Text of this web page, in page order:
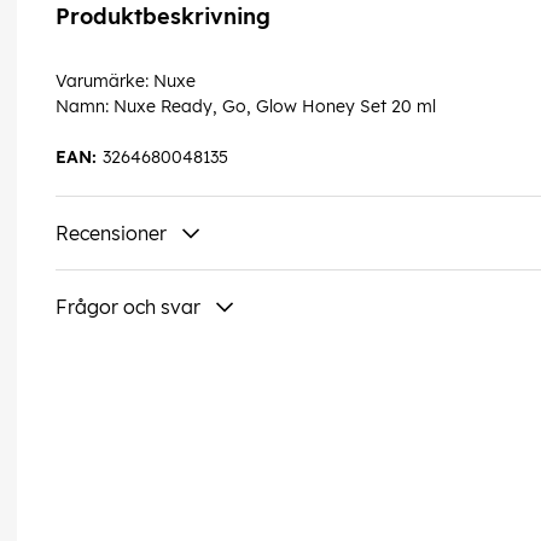
Produktbeskrivning
Varumärke: Nuxe
Namn: Nuxe Ready, Go, Glow Honey Set 20 ml
3264680048135
EAN:
Recensioner
Frågor och svar